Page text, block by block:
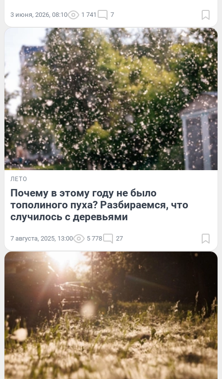
3 июня, 2026, 08:10 1 741 7
ЛЕТО
Почему в этому году не было
тополиного пуха? Разбираемся, что
случилось с деревьями
7 августа, 2025, 13:00 5 778 27